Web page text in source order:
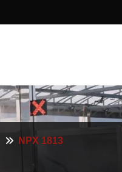
NPX 1813